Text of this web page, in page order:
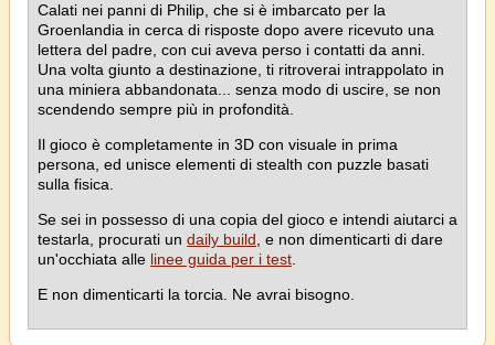
Calati nei panni di Philip, che si è imbarcato per la
Groenlandia in cerca di risposte dopo avere ricevuto una
lettera del padre, con cui aveva perso i contatti da anni.
Una volta giunto a destinazione, ti ritroverai intrappolato in
una miniera abbandonata... senza modo di uscire, se non
scendendo sempre più in profondità.
Il gioco è completamente in 3D con visuale in prima
persona, ed unisce elementi di stealth con puzzle basati
sulla fisica.
Se sei in possesso di una copia del gioco e intendi aiutarci a
testarla, procurati un daily build , e non dimenticarti di dare
un'occhiata alle linee guida per i test
E non dimenticarti la torcia. Ne avrai bisogno.